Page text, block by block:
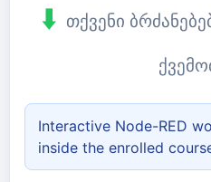
⬇️ თქვენი
Interactive Node-RED
inside the enrolled